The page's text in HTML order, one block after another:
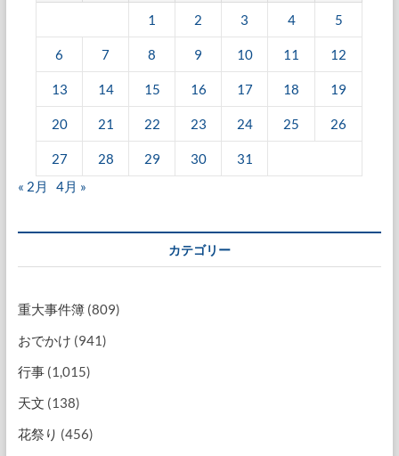
1 2 3 4 5
6 7 8 9 10 11 12
13 14 15 16 17 18 19
20 21 22 23 24 25 26
27 28 29 30
31
« 2月
4月 »
カテゴリー
重大事件簿(809)
おでかけ (941)
行事(1,015)
天文 (138)
花祭り (456)